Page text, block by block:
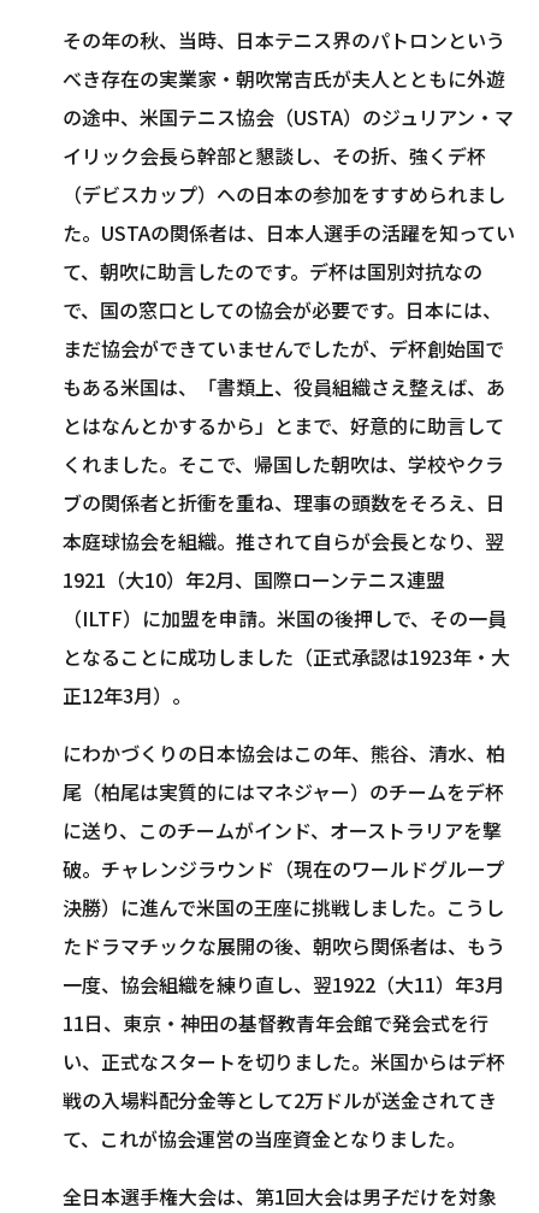
その年の秋、当時、日本テニス界のパトロンという
べき存在の実業家・朝吹常吉氏が夫人とともに外遊
の途中、米国テニス協会（USTA）のジュリアン・マ
イリック会長ら幹部と懇談し、その折、強くデ杯
（デビスカップ）への日本の参加をすすめられまし
た。USTAの関係者は、日本人選手の活躍を知ってい
て、朝吹に助言したのです。デ杯は国別対抗なの
で、国の窓口としての協会が必要です。日本には、
まだ協会ができていませんでしたが、デ杯創始国で
もある米国は、「書類上、役員組織さえ整えば、あ
とはなんとかするから」とまで、好意的に助言して
くれました。そこで、帰国した朝吹は、学校やクラ
ブの関係者と折衝を重ね、理事の頭数をそろえ、日
本庭球協会を組織。推されて自らが会長となり、翌
1921（大10）年2月、国際ローンテニス連盟
（ILTF）に加盟を申請。米国の後押しで、その一員
となることに成功しました（正式承認は1923年・大
正12年3月）。
にわかづくりの日本協会はこの年、熊谷、清水、柏
尾（柏尾は実質的にはマネジャー）のチームをデ杯
に送り、このチームがインド、オーストラリアを撃
破。チャレンジラウンド（現在のワールドグループ
決勝）に進んで米国の王座に挑戦しました。こうし
たドラマチックな展開の後、朝吹ら関係者は、もう
一度、協会組織を練り直し、翌1922（大11）年3月
11日、東京・神田の基督教青年会館で発会式を行
い、正式なスタートを切りました。米国からはデ杯
戦の入場料配分金等として2万ドルが送金されてき
て、これが協会運営の当座資金となりました。
全日本選手権大会は、第1回大会は男子だけを対象